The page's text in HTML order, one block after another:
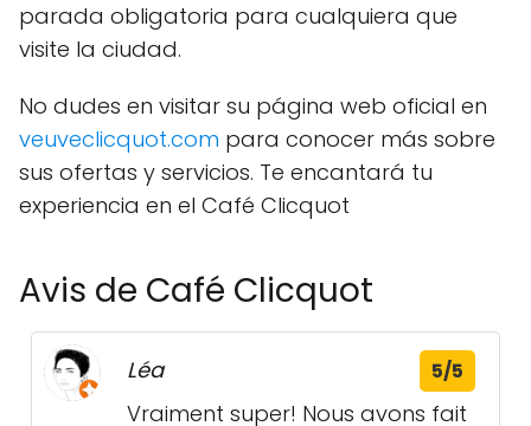
parada obligatoria para cualquiera que
visite la ciudad.
No dudes en visitar su página web oficial en
veuveclicquot.com para conocer más sobre
sus ofertas y servicios. Te encantará tu
experiencia en el Café Clicquot
Avis de Café Clicquot
Léa 5/5
Vraiment super! Nous avons fait